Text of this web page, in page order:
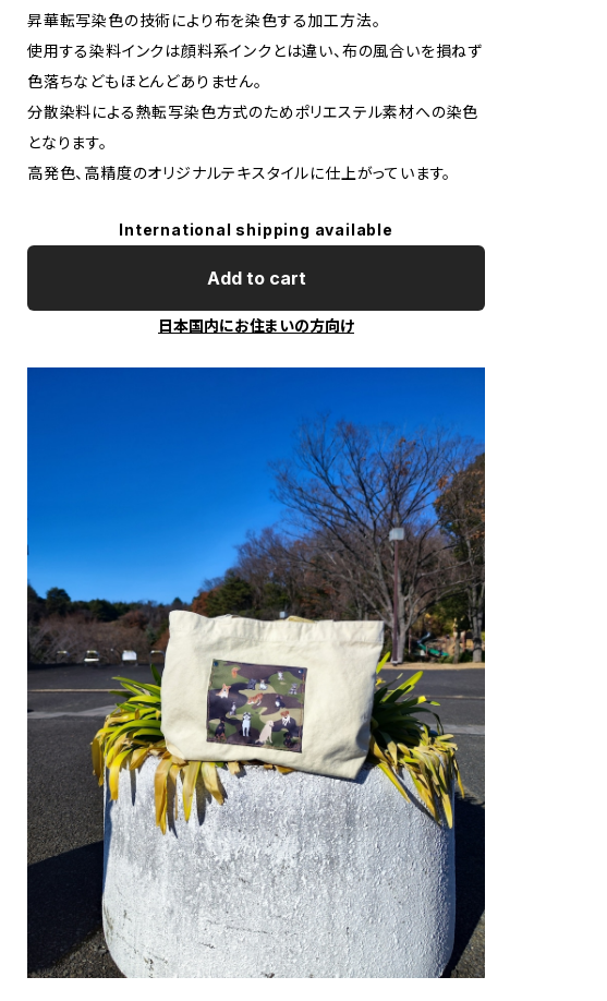
昇華転写染色の技術により布を染色する加工方法。
使用する染料インクは顔料系インクとは違い、布の風合いを損ねず
色落ちなどもほとんどありません。
分散染料による熱転写染色方式のためポリエステル素材への染色
となります。
高発色、高精度のオリジナルテキスタイルに仕上がっています。
International shipping available
Add to cart
日本国内にお住まいの方向け